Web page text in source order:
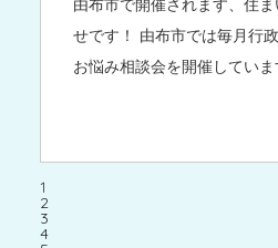
せです！ 由布市では毎月行
お悩み相談会を開催していま
1
2
3
4